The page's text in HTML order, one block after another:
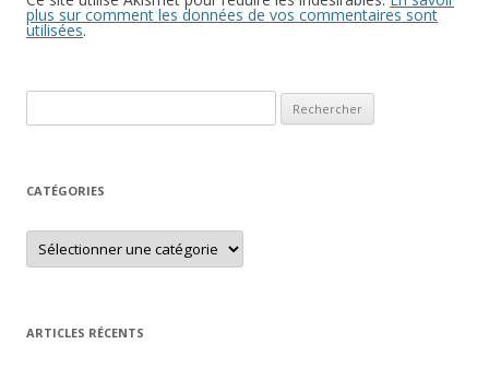
plus sur comment les données de vos commentaires sont
utilisées.
CATÉGORIES
Catégories
ARTICLES RÉCENTS